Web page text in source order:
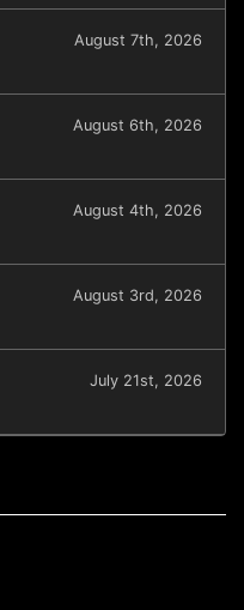
August 7th, 2026
August 6th, 2026
August 4th, 2026
August 3rd, 2026
July 21st, 2026